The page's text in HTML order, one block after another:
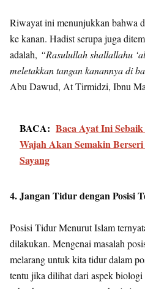
Riwayat ini menunjukkan bahwa
ke kanan. Hadist serupa juga
adalah, “Rasulullah shallallahu
meletakkan tangan kanannya di
Abu Dawud, At Tirmidzi, Ibnu
BACA: Baca Ayat Ini
Wajah Akan Semakin
Sayang
4. Jangan Tidur dengan Posisi
Posisi Tidur Menurut Islam
dilakukan. Mengenai masalah
melarang untuk kita tidur dalam
tentu jika dilihat dari aspek biologi